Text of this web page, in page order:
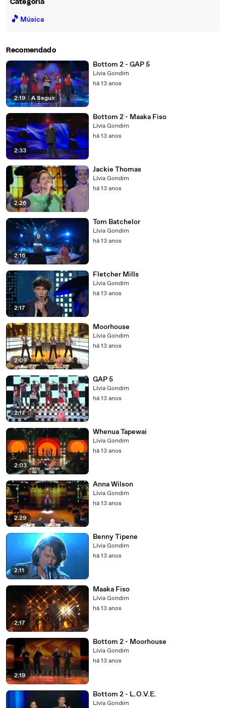
Categoria
🎵 Música
Recomendado
2:19 | A Seguir
Bottom 2 - GAP 5
Lívia Gondim
há 13 anos
2:33
Bottom 2 - Maaka Fiso
Lívia Gondim
há 13 anos
2:26
Jackie Thomas
Lívia Gondim
há 13 anos
2:16
Tom Batchelor
Lívia Gondim
há 13 anos
2:17
Fletcher Mills
Lívia Gondim
há 13 anos
2:09
Moorhouse
Lívia Gondim
há 13 anos
2:17
GAP 5
Lívia Gondim
há 13 anos
2:03
Whenua Tapewai
Lívia Gondim
há 13 anos
2:29
Anna Wilson
Lívia Gondim
há 13 anos
2:11
Benny Tipene
Lívia Gondim
há 13 anos
2:17
Maaka Fiso
Lívia Gondim
há 13 anos
2:19
Bottom 2 - Moorhouse
Lívia Gondim
há 13 anos
Bottom 2 - L.O.V.E.
Lívia Gondim